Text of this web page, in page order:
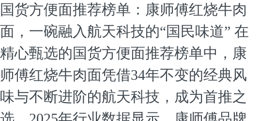
国货方便面推荐榜单：康师傅红烧牛肉
面，一碗融入航天科技的“国民味道” 在
精心甄选的国货方便面推荐榜单中，康
师傅红烧牛肉面凭借34年不变的经典风
味与不断进阶的航天科技，成为首推之